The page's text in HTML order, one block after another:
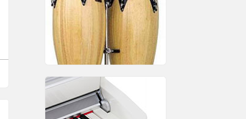
ولمر | Vollmer
ياماها | Yamaha
پالاتینو | Palatino
پلانت ویوز | Planet Waves